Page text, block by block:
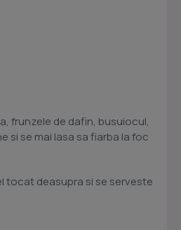
frunzele de dafin, busuiocul,
si se mai lasa sa fiarba la foc
tocat deasupra si se serveste